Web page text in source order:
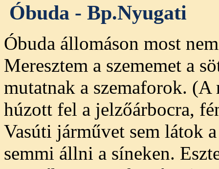
Óbuda - Bp.Nyugati
Óbuda állomáson most
Meresztem a szememet a
mutatnak a szemaforok.
húzott fel a jelzőárbocra,
Vasúti járművet sem látok
semmi állni a síneken.